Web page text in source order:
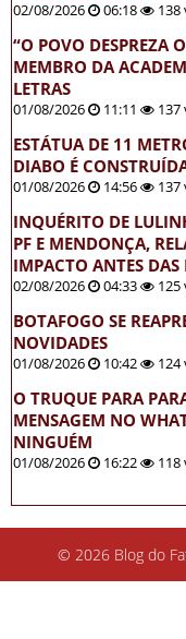
02/08/2026 06:18 138
“O POVO DESPREZA
MEMBRO DA
LETRAS
01/08/2026 11:11 137
ESTÁTUA DE 11
DIABO É
01/08/2026 14:56 137
INQUÉRITO DE
PF E MENDONÇA,
IMPACTO ANTES DAS
02/08/2026 04:33 125
BOTAFOGO SE
NOVIDADES
01/08/2026 10:42 124
O TRUQUE PARA
MENSAGEM NO
NINGUÉM
01/08/2026 16:22 118
© 2026 Blog do